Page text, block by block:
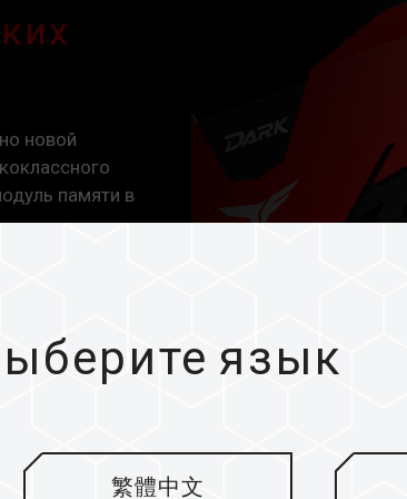
новой
памяти в
язык
繁體中文